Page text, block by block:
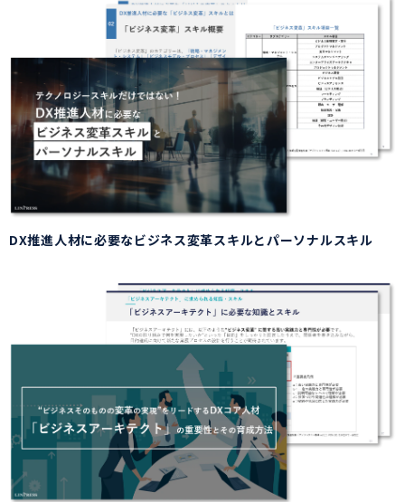
DX推進人材に必要なビジネス変革スキルとパーソナルスキル